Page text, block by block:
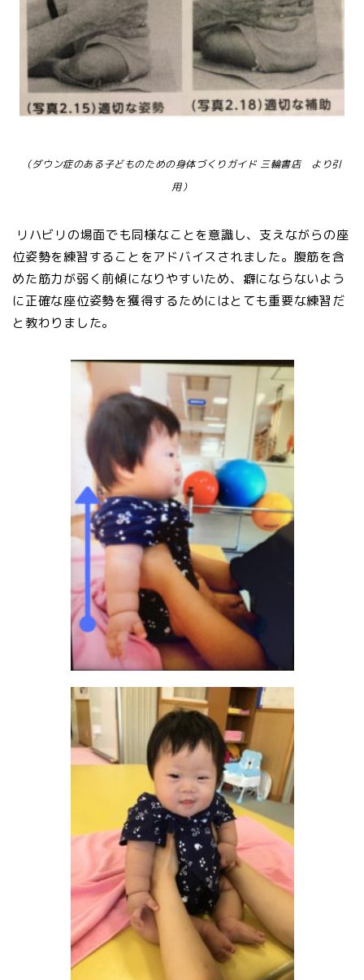
（ダウン症のある子どものための身体づくりガイド 三輪書店 より引
用）
リハビリの場面でも同様なことを意識し、支えながらの座
位姿勢を練習することをアドバイスされました。腹筋を含
めた筋力が弱く前傾になりやすいため、癖にならないよう
に正確な座位姿勢を獲得するためにはとても重要な練習だ
と教わりました。